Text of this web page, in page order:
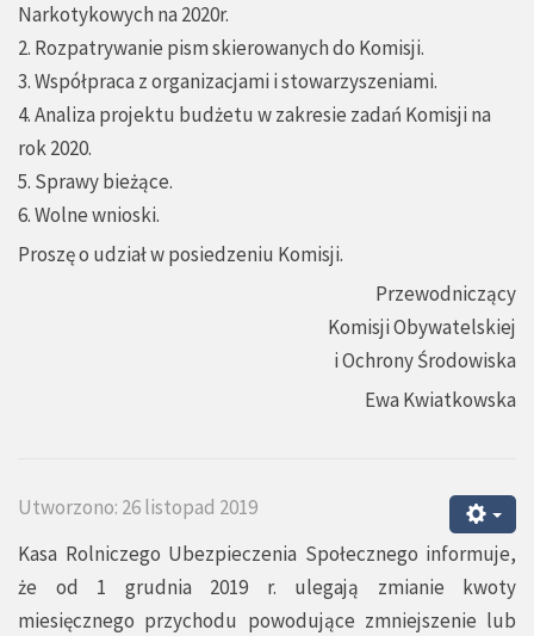
Narkotykowych na 2020r.
2. Rozpatrywanie pism skierowanych do Komisji.
3. Współpraca z organizacjami i stowarzyszeniami.
4. Analiza projektu budżetu w zakresie zadań Komisji na
rok 2020.
5. Sprawy bieżące.
6. Wolne wnioski.
Proszę o udział w posiedzeniu Komisji.
Przewodniczący
Komisji Obywatelskiej
i Ochrony Środowiska
Ewa Kwiatkowska
Utworzono: 26 listopad 2019
Kasa Rolniczego Ubezpieczenia Społecznego informuje,
że od 1 grudnia 2019 r. ulegają zmianie kwoty
miesięcznego przychodu powodujące zmniejszenie lub